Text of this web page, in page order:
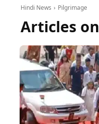
Hindi News Pilgrimage
Articles on